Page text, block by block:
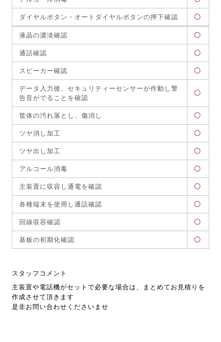
ダイヤルボタン・オートダイヤルボタンの押下確認
液晶の濃淡確認
通話確認
スピーカー確認
データ入力後、セキュリティーセンサーが作動し警
告音がでることを確認
筐体の汚れ落とし、傷消し
ツヤ消し加工
ツヤ出し加工
アルコール消毒
主装置に収容し通電を確認
各種端末を使用し通話確認
回線収容確認
基板の初期化確認
スタッフコメント
主装置や電話機がセットで必要な場合は、まとめてお見積りを
作成させて頂きます
是非お問い合わせくださいませ